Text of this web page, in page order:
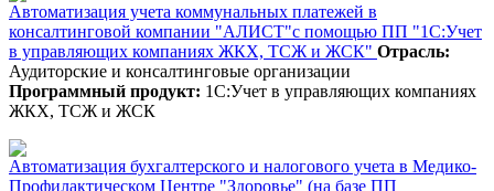
Автоматизация учета коммунальных платежей в
консалтинговой компании "АЛИСТ"с помощью ПП "1С:Учет
в управляющих компаниях ЖКХ, ТСЖ и ЖСК" Отрасль:
Аудиторские и консалтинговые организации
Программный продукт: 1С:Учет в управляющих компаниях
ЖКХ, ТСЖ и ЖСК
Автоматизация бухгалтерского и налогового учета в Медико-
Профилактическом Центре "Здоровье" (на базе ПП